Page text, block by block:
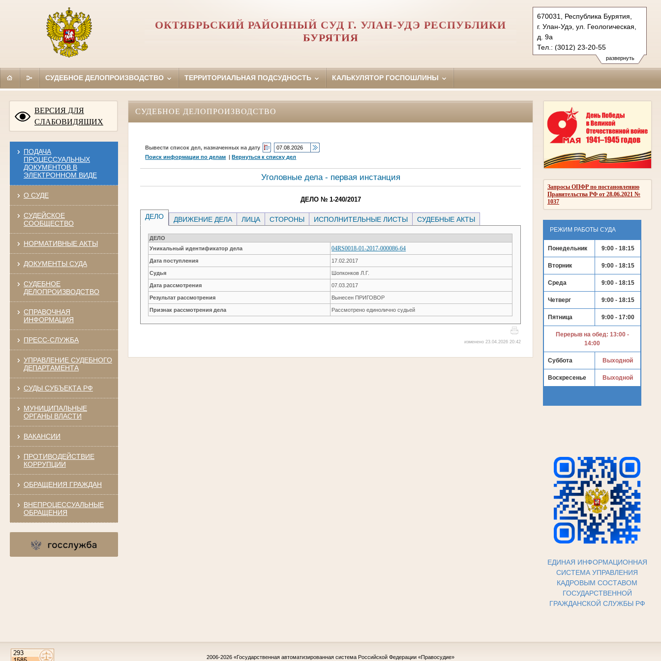
развернуть
670031, Республика Бурятия,
г. Улан-Удэ, ул. Геологическая,
д. 9а
Тел.: (3012) 23-20-55
oktiabrsky.bur@sudrf.ru
ОКТЯБРЬСКИЙ РАЙОННЫЙ СУД Г. УЛАН-УДЭ РЕСПУБЛИКИ
БУРЯТИЯ
СУДЕБНОЕ ДЕЛОПРОИЗВОДСТВО ТЕРРИТОРИАЛЬНАЯ ПОДСУДНОСТЬ КАЛЬКУЛЯТОР ГОСПОШЛИНЫ
ВЕРСИЯ ДЛЯ
СЛАБОВИДЯЩИХ
ПОДАЧА
ПРОЦЕССУАЛЬНЫХ
ДОКУМЕНТОВ В
ЭЛЕКТРОННОМ ВИДЕ
О СУДЕ
СУДЕЙСКОЕ
СООБЩЕСТВО
НОРМАТИВНЫЕ АКТЫ
ДОКУМЕНТЫ СУДА
СУДЕБНОЕ
ДЕЛОПРОИЗВОДСТВО
СПРАВОЧНАЯ
ИНФОРМАЦИЯ
ПРЕСС-СЛУЖБА
УПРАВЛЕНИЕ СУДЕБНОГО
ДЕПАРТАМЕНТА
СУДЫ СУБЪЕКТА РФ
МУНИЦИПАЛЬНЫЕ
ОРГАНЫ ВЛАСТИ
ВАКАНСИИ
ПРОТИВОДЕЙСТВИЕ
КОРРУПЦИИ
ОБРАЩЕНИЯ ГРАЖДАН
ВНЕПРОЦЕССУАЛЬНЫЕ
ОБРАЩЕНИЯ
Запросы ОПФР по постановлению
Правительства РФ от 28.06.2021 №
1037
РЕЖИМ РАБОТЫ СУДА
Понедельник 9:00 - 18:15
Вторник 9:00 - 18:15
Среда 9:00 - 18:15
Четверг 9:00 - 18:15
Пятница 9:00 - 17:00
Перерыв на обед: 13:00 -
14:00
Суббота Выходной
Воскресенье Выходной
ЕДИНАЯ ИНФОРМАЦИОННАЯ
СИСТЕМА УПРАВЛЕНИЯ
КАДРОВЫМ СОСТАВОМ
ГОСУДАРСТВЕННОЙ
ГРАЖДАНСКОЙ СЛУЖБЫ РФ
СУДЕБНОЕ ДЕЛОПРОИЗВОДСТВО
Вывести список дел, назначенных на дату
Поиск информации по делам |Вернуться к списку дел
Уголовные дела - первая инстанция
ДЕЛО № 1-240/2017
ДЕЛО ДВИЖЕНИЕ ДЕЛА ЛИЦА СТОРОНЫ ИСПОЛНИТЕЛЬНЫЕ ЛИСТЫ СУДЕБНЫЕ АКТЫ
ДЕЛО
Уникальный идентификатор дела
04RS0018-01-2017-000086-64
Дата поступления 17.02.2017
Судья Шопконков Л.Г.
Дата рассмотрения 07.03.2017
Результат рассмотрения Вынесен ПРИГОВОР
Признак рассмотрения дела Рассмотрено единолично судьей
изменено 23.04.2026 20:42
2006-2026 «Государственная автоматизированная система Российской Федерации «Правосудие»